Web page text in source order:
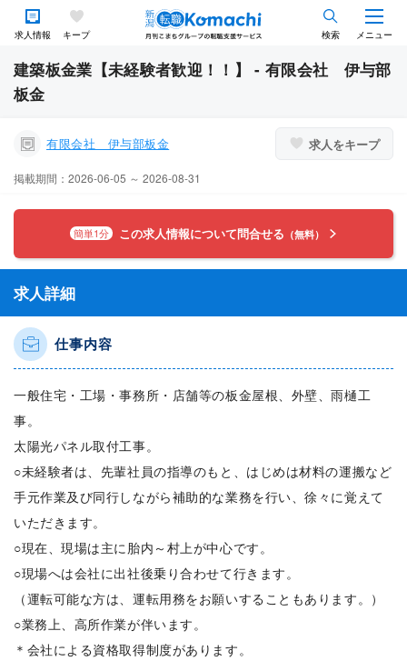
求人情報 キープ 検索 メニュー
建築板金業【未経験者歓迎！！】 - 有限会社 伊与部
板金
有限会社 伊与部板金 求人をキープ
掲載期間：2026-06-05 ～ 2026-08-31
簡単1分 この求人情報について問合せる （無料）
求人詳細
仕事内容
一般住宅・工場・事務所・店舗等の板金屋根、外壁、雨樋工
事。
太陽光パネル取付工事。
○未経験者は、先輩社員の指導のもと、はじめは材料の運搬など
手元作業及び同行しながら補助的な業務を行い、徐々に覚えて
いただきます。
○現在、現場は主に胎内～村上が中心です。
○現場へは会社に出社後乗り合わせて行きます。
（運転可能な方は、運転用務をお願いすることもあります。）
○業務上、高所作業が伴います。
＊会社による資格取得制度があります。